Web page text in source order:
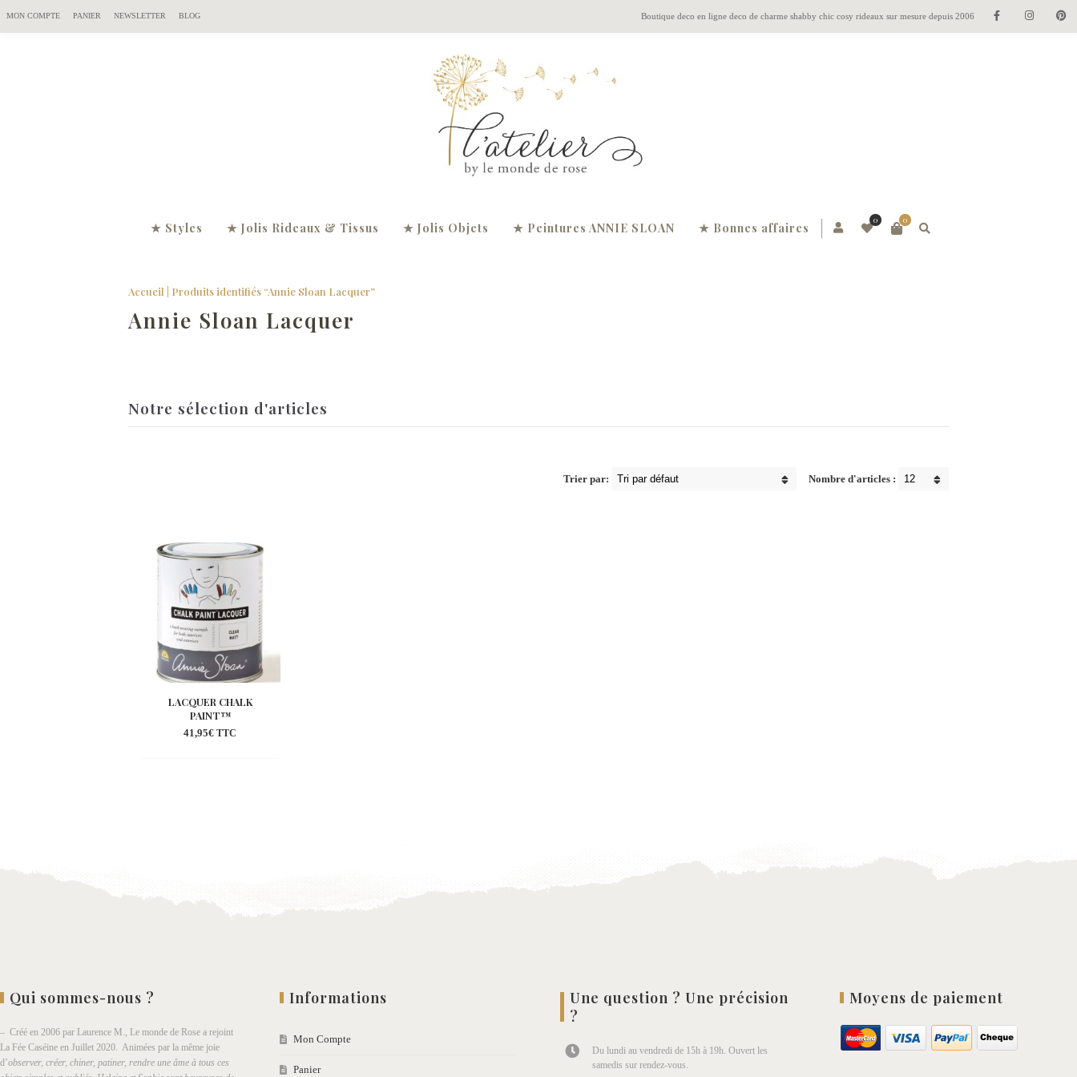
Boutique deco en ligne deco de charme shabby chic cosy rideaux sur mesure depuis 2006
MON COMPTE PANIER NEWSLETTER BLOG
0
0
★ Styles ★ Jolis Rideaux & Tissus ★ Jolis Objets ★ Peintures ANNIE SLOAN ★ Bonnes affaires
Accueil | Produits identifiés “Annie Sloan Lacquer”
Annie Sloan Lacquer
Notre sélection d'articles
Nombre d'articles :
Trier par:
LACQUER CHALK
PAINT™
41,95€ TTC
Qui sommes-nous ?
– Créé en 2006 par Laurence M., Le monde de Rose a rejoint
La Fée Caséine en Juillet 2020. Animées par la même joie
d’observer, créer, chiner, patiner, rendre une âme à tous ces
Informations
Mon Compte
Panier
Une question ? Une précision
?
Du lundi au vendredi de 15h à 19h. Ouvert les
samedis sur rendez-vous.
Moyens de paiement